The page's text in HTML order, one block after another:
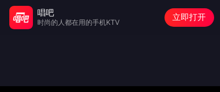
唱吧
时尚的人都在用的手机KTV
立即打开